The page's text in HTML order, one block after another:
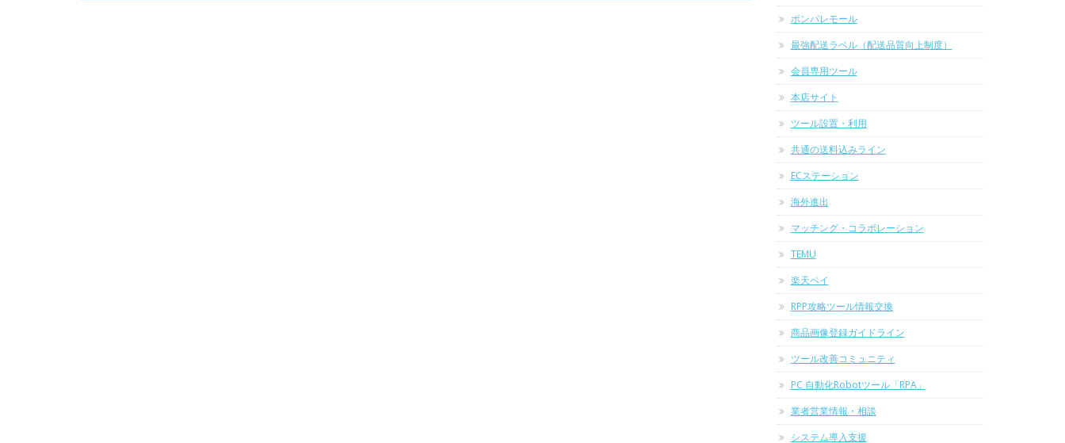
ポンパレモール
最強配送ラベル（配送品質向上制度）
会員専用ツール
本店サイト
ツール設置・利用
共通の送料込みライン
ECステーション
海外進出
マッチング・コラボレーション
TEMU
楽天ペイ
RPP攻略ツール情報交換
商品画像登録ガイドライン
ツール改善コミュニティ
PC 自動化Robotツール「RPA」
業者営業情報・相談
システム導入支援